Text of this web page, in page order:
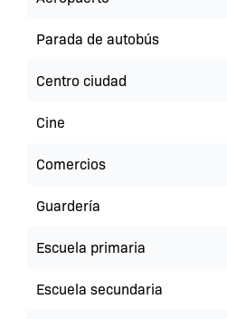
Parada de autobús
Centro ciudad
Cine
Comercios
Guardería
Escuela primaria
Escuela secundaria